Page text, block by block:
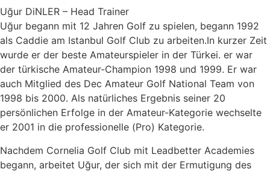
Uğur DiNLER – Head Trainer
Uğur begann mit 12 Jahren Golf zu spielen, begann 1992
als Caddie am Istanbul Golf Club zu arbeiten.In kurzer Zeit
wurde er der beste Amateurspieler in der Türkei. er war
der türkische Amateur-Champion 1998 und 1999. Er war
auch Mitglied des Dec Amateur Golf National Team von
1998 bis 2000. Als natürliches Ergebnis seiner 20
persönlichen Erfolge in der Amateur-Kategorie wechselte
er 2001 in die professionelle (Pro) Kategorie.
Nachdem Cornelia Golf Club mit Leadbetter Academies
begann, arbeitet Uğur, der sich mit der Ermutigung des